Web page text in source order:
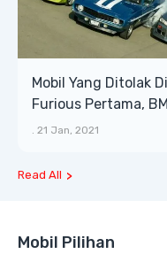
Mobil Yang Ditolak
Furious Pertama,
Masuk
. 21 Jan, 2021
Read All
Mobil Pilihan